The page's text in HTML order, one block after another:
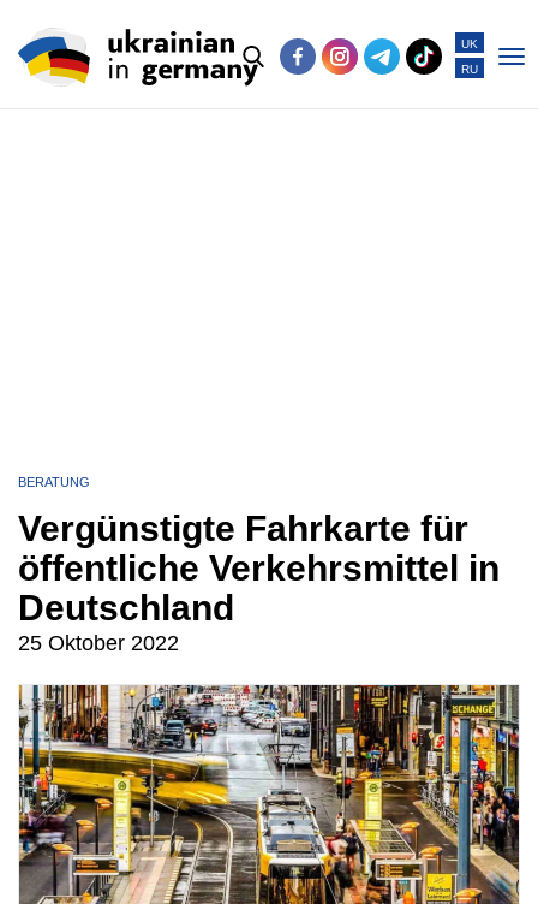
UK
RU
BERATUNG
Vergünstigte Fahrkarte für
öffentliche Verkehrsmittel in
Deutschland
25 Oktober 2022